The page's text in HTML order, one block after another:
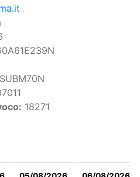
SUBM70N
18271